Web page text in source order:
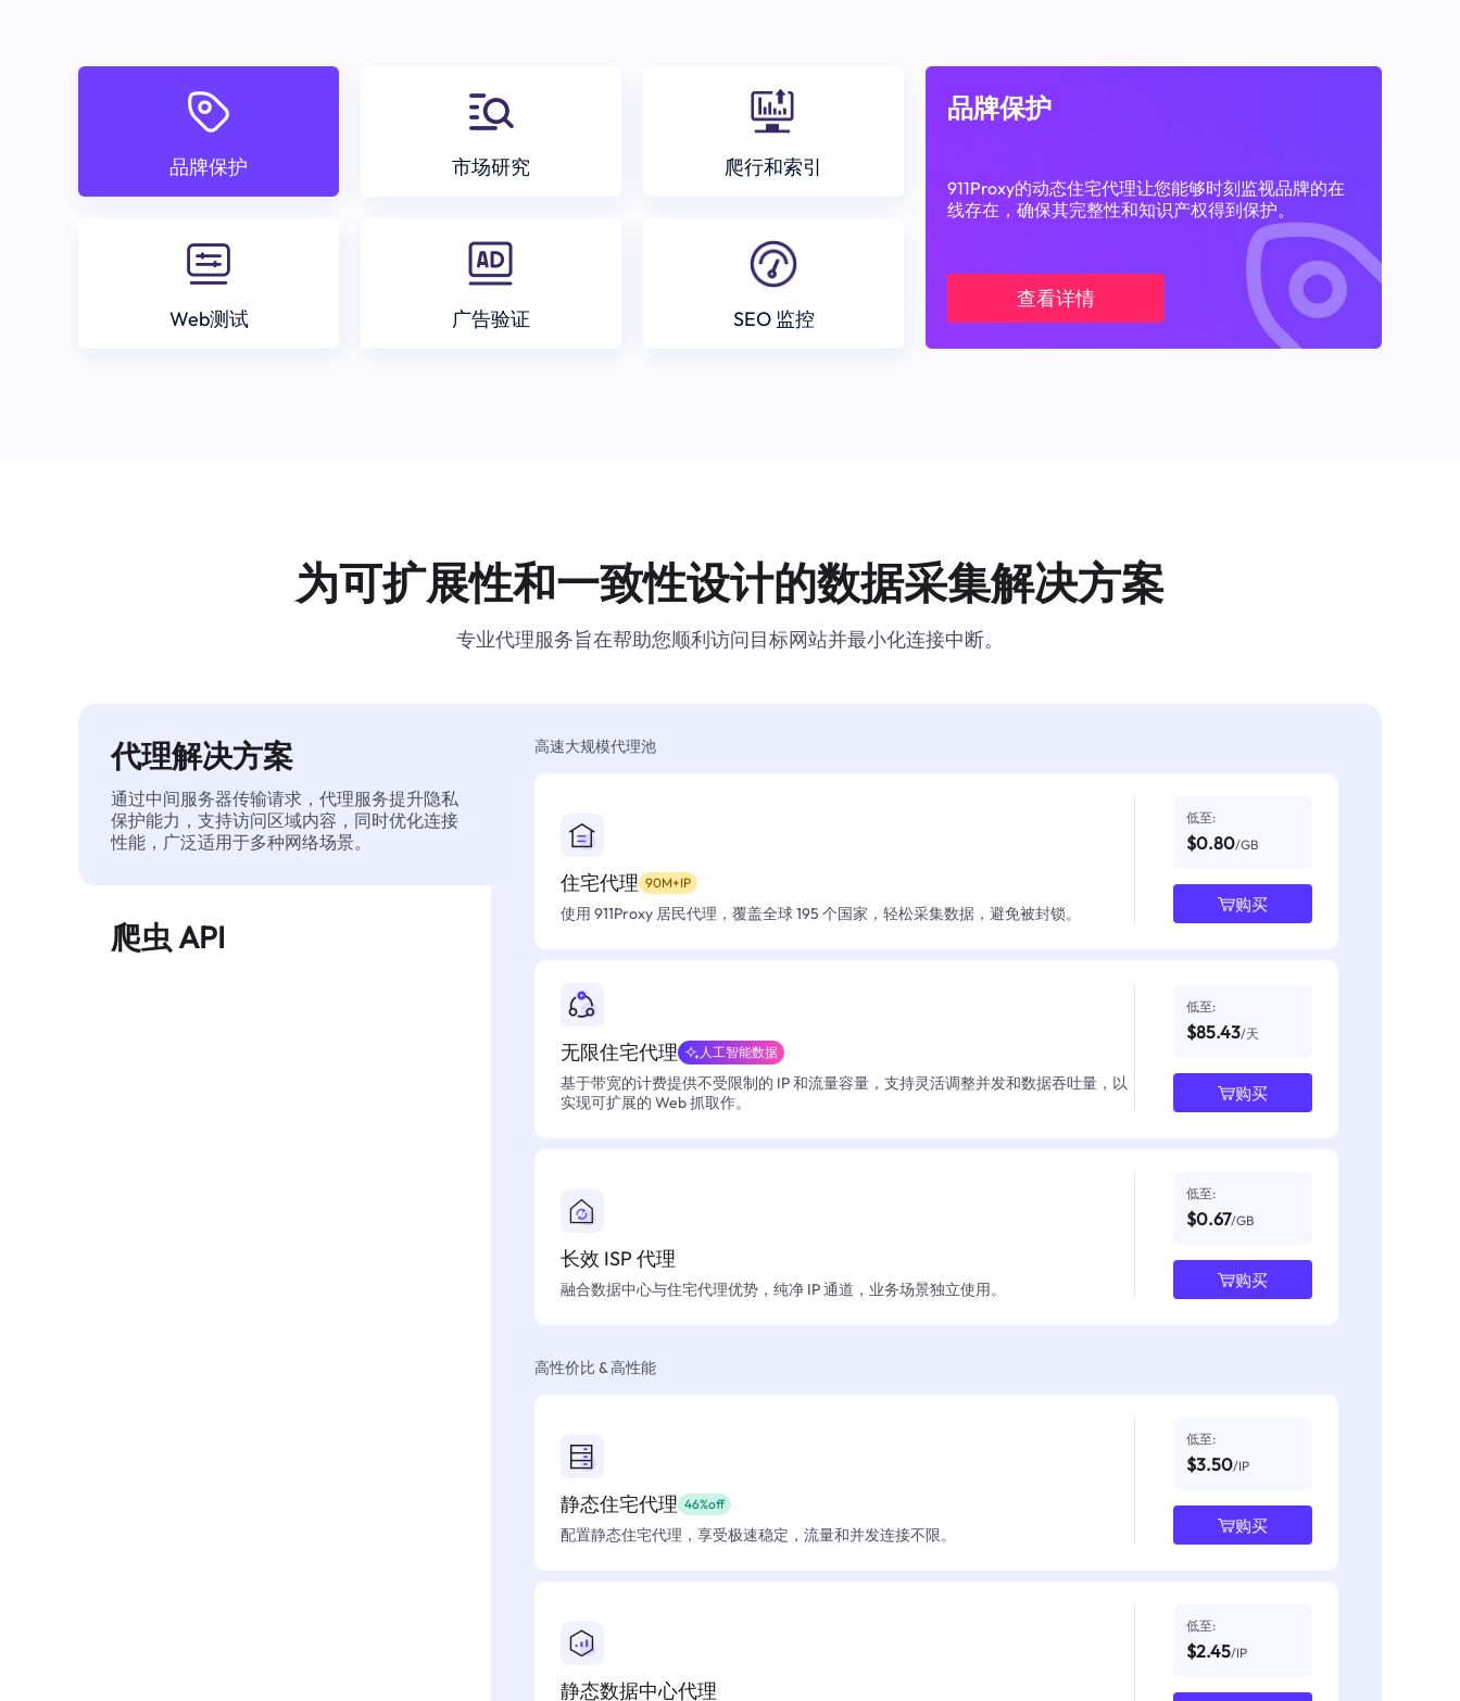
品牌保护 市场研究 爬行和索引
Web测试 广告验证 SEO 监控
品牌保护
911Proxy的动态住宅代理让您能够时刻监视品牌的在
线存在，确保其完整性和知识产权得到保护。
查看详情
为可扩展性和一致性设计的数据采集解决方案
专业代理服务旨在帮助您顺利访问目标网站并最小化连接中断。
代理解决方案
通过中间服务器传输请求，代理服务提升隐私
保护能力，支持访问区域内容，同时优化连接
性能，广泛适用于多种网络场景。
爬虫 API
高速大规模代理池
住宅代理 90M+IP
使用 911Proxy 居民代理，覆盖全球 195 个国家，轻松采集数据，避免被封锁。
低至:
$0.80/GB
购买
无限住宅代理 人工智能数据
基于带宽的计费提供不受限制的 IP 和流量容量，支持灵活调整并发和数据吞吐量，以
实现可扩展的 Web 抓取作。
低至:
$85.43/天
购买
长效 ISP 代理
融合数据中心与住宅代理优势，纯净 IP 通道，业务场景独立使用。
低至:
$0.67/GB
购买
高性价比 & 高性能
静态住宅代理 46%off
配置静态住宅代理，享受极速稳定，流量和并发连接不限。
低至:
$3.50/IP
购买
静态数据中心代理
低至:
$2.45/IP